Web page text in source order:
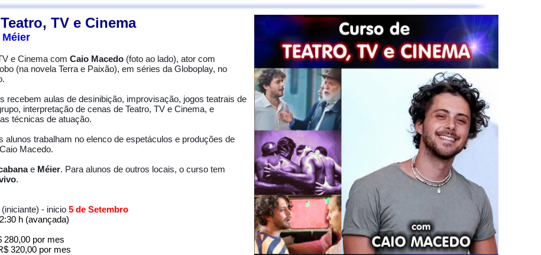
TV e Cinema
e Cinema com Caio Macedo (foto ao lado), ator com
(na novela Terra e Paixão), em séries da Globoplay, no
recebem aulas de desinibição, improvisação, jogos teatrais de
interpretação de cenas de Teatro, TV e Cinema, e
técnicas de atuação.
alunos trabalham no elenco de espetáculos e produções de
Macedo.
e Méier. Para alunos de outros locais, o curso tem
.
- inicio 5 de Setembro
h (avançada)
280,00 por mes
320,00 por mes